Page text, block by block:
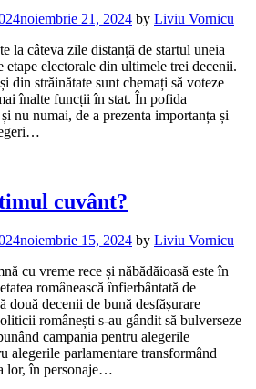
noiembrie 21, 2024 by Liviu Vornicu
la câteva zile distanță de startul uneia
etape electorale din ultimele trei decenii.
din străinătate sunt chemați să voteze
înalte funcții în stat. În pofida
nu numai, de a prezenta importanța și
cuvânt?
noiembrie 15, 2024 by Liviu Vornicu
cu vreme rece și năbădăioasă este în
românească înfierbântată de
două decenii de bună desfășurare
românești s-au gândit să bulverseze
campania pentru alegerile
alegerile parlamentare transformând
lor, în personaje…